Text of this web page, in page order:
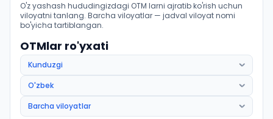
Milliy gʻoya, maʼnaviyat asoslari va huquq taʼlimi
O'z yashash hududingizdagi OTM larni ajratib ko'rish uchun
viloyatni tanlang. Barcha viloyatlar — jadval viloyat nomi
bo'yicha tartiblangan.
OTMlar ro'yxati